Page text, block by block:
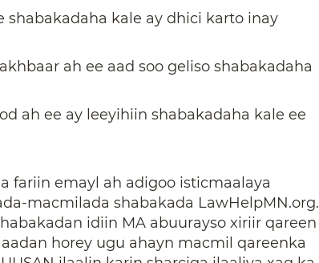
shabakadaha kale ay dhici karto inay
ah ee aad soo geliso shabakadaha
ah ee ay leeyihiin shabakadaha kale ee
fariin emayl ah adigoo isticmaalaya
macmilada shabakada LawHelpMN.org.
idiin MA abuurayso xiriir qareen
horey ugu ahayn macmil qareenka